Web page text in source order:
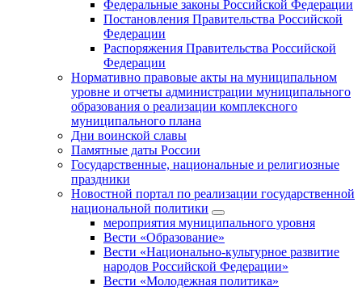
Федеральные законы Российской Федерации
Постановления Правительства Российской
Федерации
Распоряжения Правительства Российской
Федерации
Нормативно правовые акты на муниципальном
уровне и отчеты администрации муниципального
образования о реализации комплексного
муниципального плана
Дни воинской славы
Памятные даты России
Государственные, национальные и религиозные
праздники
Новостной портал по реализации государственной
национальной политики
мероприятия муниципального уровня
Вести «Образование»
Вести «Национально-культурное развитие
народов Российской Федерации»
Вести «Молодежная политика»